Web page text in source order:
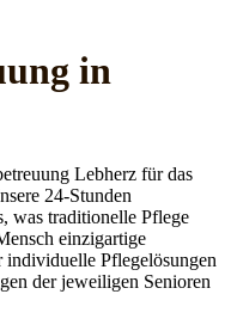
in
Lebherz für das
24-Stunden
was traditionelle Pflege
einzigartige
individuelle Pflegelösungen
der jeweiligen Senioren